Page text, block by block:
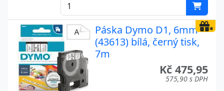
Páska Dymo D1, 6mm
(43613) bílá, černý tisk,
7m
Kč 475,95
575,90 s DPH